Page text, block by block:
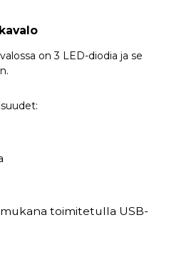
on 3 LED-diodia ja se
toimitetulla USB-